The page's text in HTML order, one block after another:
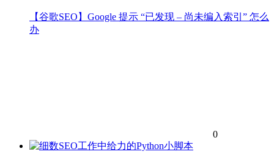
【谷歌SEO】Google 提示 “已发现 – 尚未编入索引” 怎么
办
0